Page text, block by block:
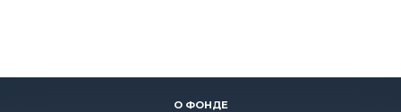
О ФОНДЕ